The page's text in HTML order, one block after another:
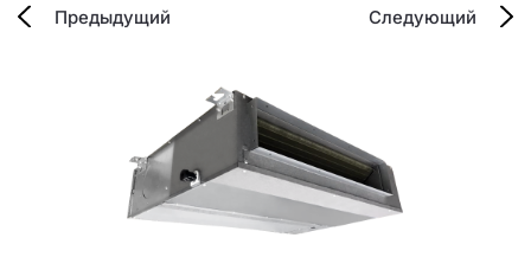
Предыдущий Следующий